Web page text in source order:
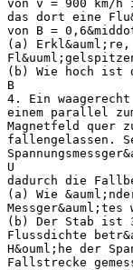
von v = 900 km/h
das dort eine
von B =
(a) Erkl&auml;re,
(b) Wie hoch ist
B
4. Ein
einem parallel
Magnetfeld quer
fallengelassen.
U
dadurch die
(a) Wie
Messger&auml;tes
(b) Der Stab ist
Flussdichte
H&ouml;he der
Fallstrecke